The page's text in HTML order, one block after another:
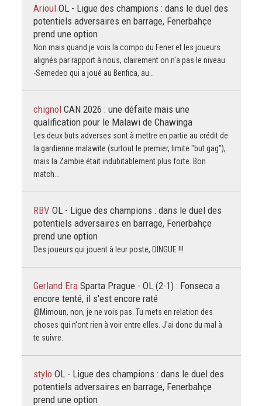
Arioul OL - Ligue des champions : dans le duel des
potentiels adversaires en barrage, Fenerbahçe
prend une option
Non mais quand je vois la compo du Fener et les joueurs
alignés par rapport à nous, clairement on n'a pas le niveau.
-Semedeo qui a joué au Benfica, au…
chignol CAN 2026 : une défaite mais une
qualification pour le Malawi de Chawinga
Les deux buts adverses sont à mettre en partie au crédit de
la gardienne malawite (surtout le premier, limite "but gag"),
mais la Zambie était indubitablement plus forte. Bon
match…
RBV OL - Ligue des champions : dans le duel des
potentiels adversaires en barrage, Fenerbahçe
prend une option
Des joueurs qui jouent à leur poste, DINGUE !!!
Gerland Era Sparta Prague - OL (2-1) : Fonseca a
encore tenté, il s'est encore raté
@Mimoun, non, je ne vois pas. Tu mets en relation des
choses qui n'ont rien à voir entre elles. J'ai donc du mal à
te suivre.
stylo OL - Ligue des champions : dans le duel des
potentiels adversaires en barrage, Fenerbahçe
prend une option